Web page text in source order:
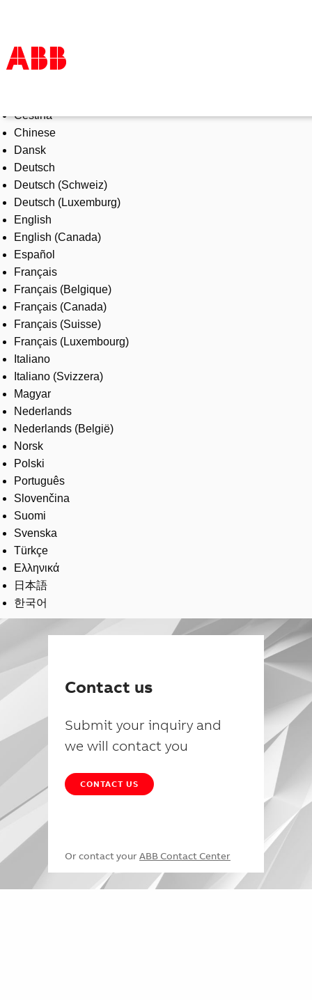
Products & Solutions
Industries
Services
About us
Where to buy
Contact us
Careers
Čeština
Chinese
Dansk
Deutsch
Deutsch (Schweiz)
Deutsch (Luxemburg)
English
English (Canada)
Español
Français
Français (Belgique)
Français (Canada)
Français (Suisse)
Français (Luxembourg)
Italiano
Italiano (Svizzera)
Magyar
Nederlands
Nederlands (België)
Norsk
Polski
Português
Slovenčina
Suomi
Svenska
Türkçe
Ελληνικά
日本語
한국어
Contact us
Submit your inquiry and
we will contact you
CONTACT US
Or contact your ABB Contact Center